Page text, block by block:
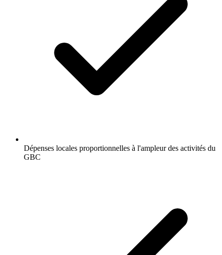
Dépenses locales proportionnelles à l'ampleur des activités du
GBC